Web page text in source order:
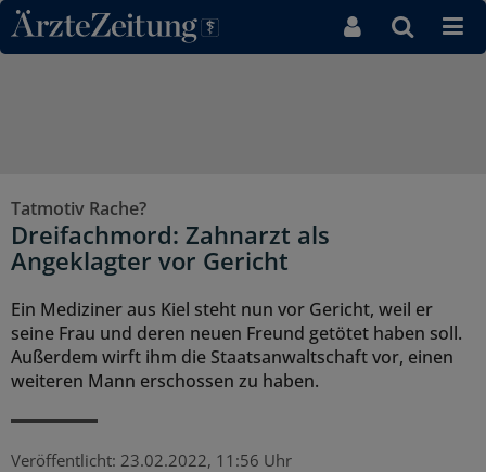
Direkt zum Inhaltsbereich
Tatmotiv Rache?
Dreifachmord: Zahnarzt als
Angeklagter vor Gericht
Ein Mediziner aus Kiel steht nun vor Gericht, weil er
seine Frau und deren neuen Freund getötet haben soll.
Außerdem wirft ihm die Staatsanwaltschaft vor, einen
weiteren Mann erschossen zu haben.
Veröffentlicht: 23.02.2022, 11:56 Uhr